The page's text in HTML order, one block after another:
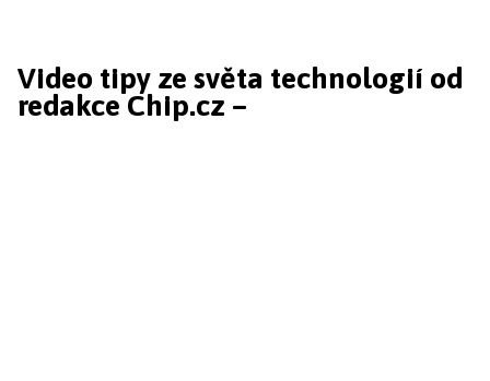
Video tipy ze světa technologií od
redakce Chip.cz –